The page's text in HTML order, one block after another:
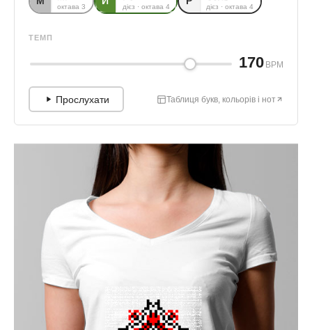
октава 3 дієз · октава 4 дієз · октава 4
ТЕМП
170 BPM
Прослухати Таблиця букв, кольорів і нот